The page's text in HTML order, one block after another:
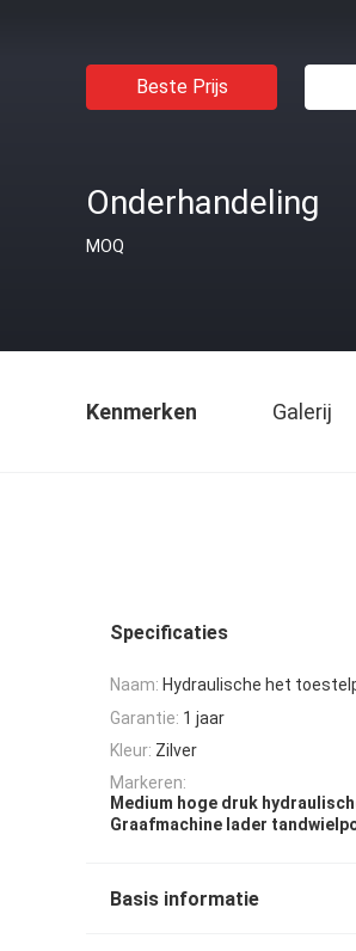
Beste Prijs
Onderhandeling
MOQ
Kenmerken Galerij
Specificaties
Naam: Hydraulische het
Garantie: 1 jaar
Kleur: Zilver
Markeren:
Medium hoge druk
Graafmachine lader
Basis informatie